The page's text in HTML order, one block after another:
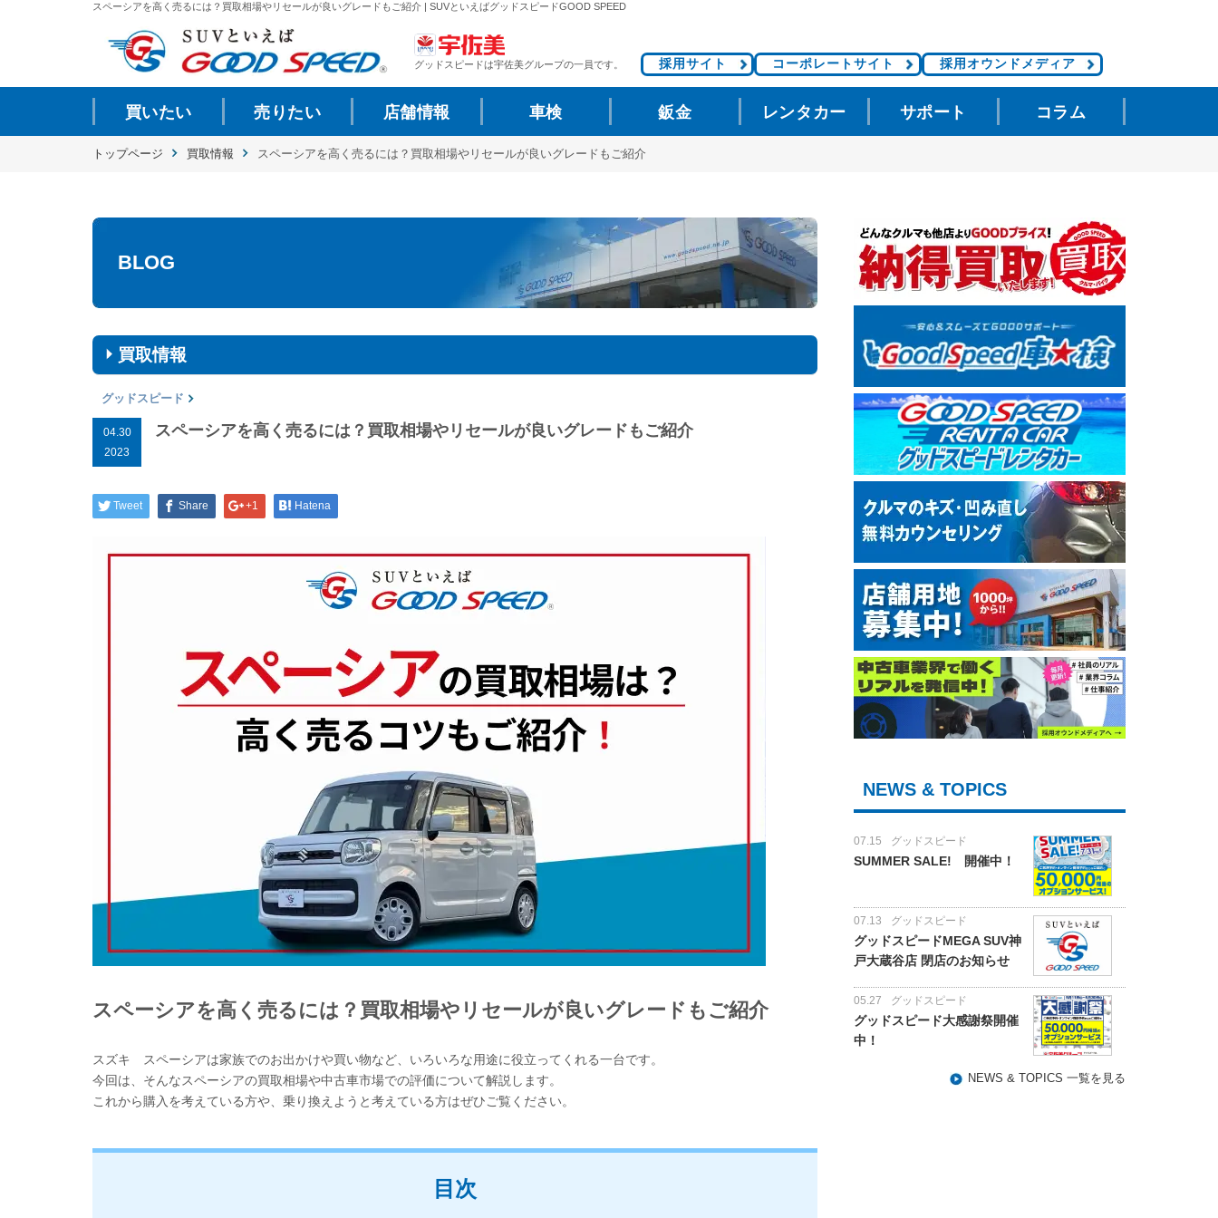
スペーシアを高く売るには？買取相場やリセールが良いグレードもご紹介 | SUVといえばグッドスピードGOOD SPEED
グッドスピードは宇佐美グループの一員です。 採用サイト コーポレートサイト 採用オウンドメディア
買いたい 売りたい 店舗情報 車検 鈑金 レンタカー サポート コラム
トップページ 買取情報 スペーシアを高く売るには？買取相場やリセールが良いグレードもご紹介
BLOG
買取情報
グッドスピード
04.30
2023
スペーシアを高く売るには？買取相場やリセールが良いグレードもご紹介
Tweet Share +1 Hatena
スペーシアを高く売るには？買取相場やリセールが良いグレードもご紹介
スズキ スペーシアは家族でのお出かけや買い物など、いろいろな用途に役立ってくれる一台です。
今回は、そんなスペーシアの買取相場や中古車市場での評価について解説します。
これから購入を考えている方や、乗り換えようと考えている方はぜひご覧ください。
目次
NEWS & TOPICS
07.15 グッドスピード
SUMMER SALE! 開催中！
07.13 グッドスピード
グッドスピードMEGA SUV神
戸大蔵谷店 閉店のお知らせ
05.27 グッドスピード
グッドスピード大感謝祭開催
中！
NEWS & TOPICS 一覧を見る